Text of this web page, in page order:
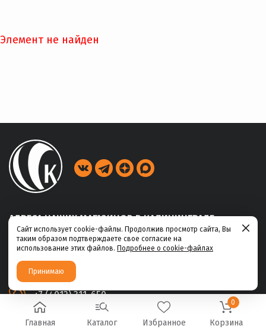
Элемент не найден
АДРЕСА НАШИХ МАГАЗИНОВ В КАЛИНИНГРАДЕ
ул. Габайдулина, 39
+7 (4012) 311-456
ул. Ю.Маточкина, 2а
+7 (4012) 311-650
Главная Каталог Избранное
0
Корзина
Сайт использует cookie-файлы. Продолжив просмотр сайта, Вы
таким образом подтверждаете свое согласие на
использование этих файлов. Подробнее о cookie-файлах
Принимаю